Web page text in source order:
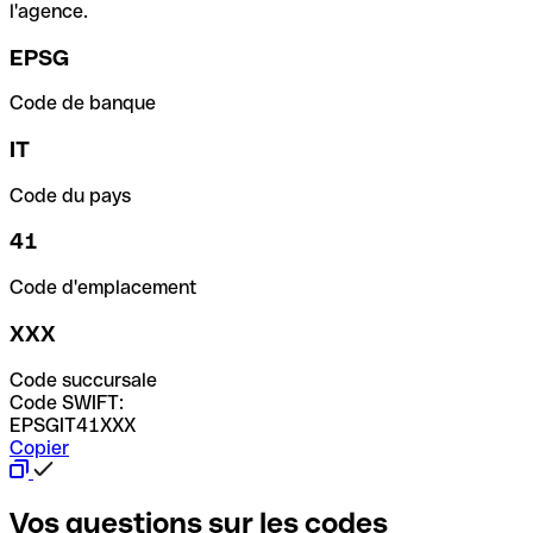
l'agence.
EPSG
Code de banque
IT
Code du pays
41
Code d'emplacement
XXX
Code succursale
Code SWIFT:
EPSGIT41XXX
Copier
Vos questions sur les codes